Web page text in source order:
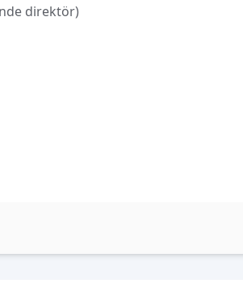
direktör)